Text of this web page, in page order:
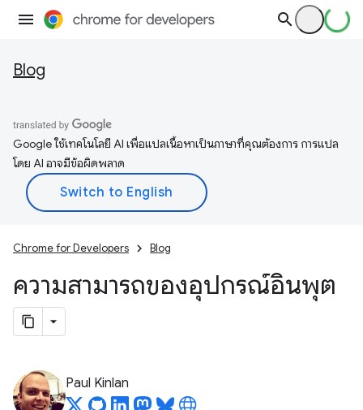
Blog
Google ใช้เทคโนโลยี AI เพื่อแปลเนื้อหาเป็นภาษาที่คุณต้องการ การแปล
โดย AI อาจมีข้อผิดพลาด
Chrome for Developers Blog
ความสามารถของอุปกรณ์อินพุต
Paul Kinlan